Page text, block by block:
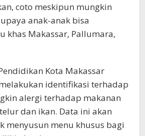
coto meskipun mungkin
anak-anak bisa
khas Makassar, Pallumara,
Kota Makassar
identifikasi terhadap
alergi terhadap makanan
dan ikan. Data ini akan
menyusun menu khusus bagi